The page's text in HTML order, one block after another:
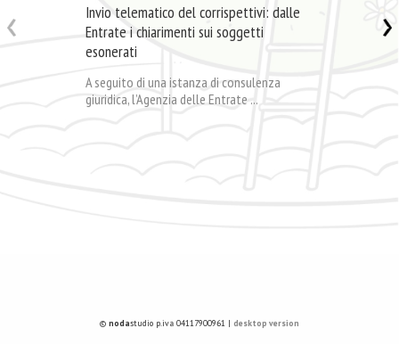
Invio telematico del corrispettivi: dalle
Entrate i chiarimenti sui soggetti
esonerati
A seguito di una istanza di consulenza
giuridica, l’Agenzia delle Entrate ...
© nodastudio p.iva 04117900961 | desktop version